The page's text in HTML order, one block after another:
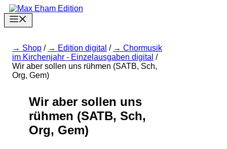
Zum
Inhalt
springen
Shop / Edition digital /
Chormusik
im Kirchenjahr - Einzelausgaben digital /
Wir aber sollen uns rühmen (SATB, Sch,
Org, Gem)
Wir aber sollen uns
rühmen (SATB, Sch,
Org, Gem)